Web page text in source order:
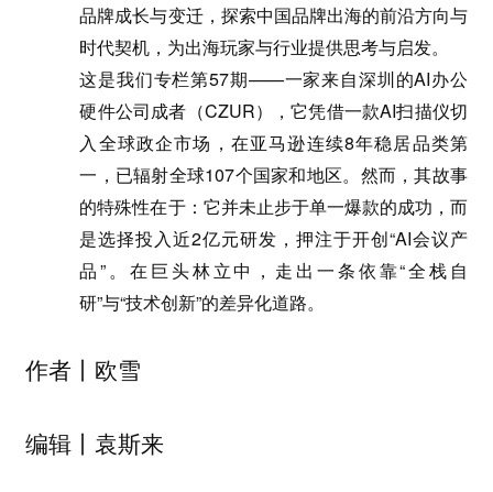
品牌成长与变迁，探索中国品牌出海的前沿方向与
时代契机，为出海玩家与行业提供思考与启发。
这是我们专栏第57期——一家来自深圳的AI办公
硬件公司成者（CZUR），它凭借一款AI扫描仪切
入全球政企市场，在亚马逊连续8年稳居品类第
一，已辐射全球107个国家和地区。然而，其故事
的特殊性在于：它并未止步于单一爆款的成功，而
是选择投入近2亿元研发，押注于开创“AI会议产
品”。在巨头林立中，走出一条依靠“全栈自
研”与“技术创新”的差异化道路。
作者丨欧雪
编辑丨袁斯来